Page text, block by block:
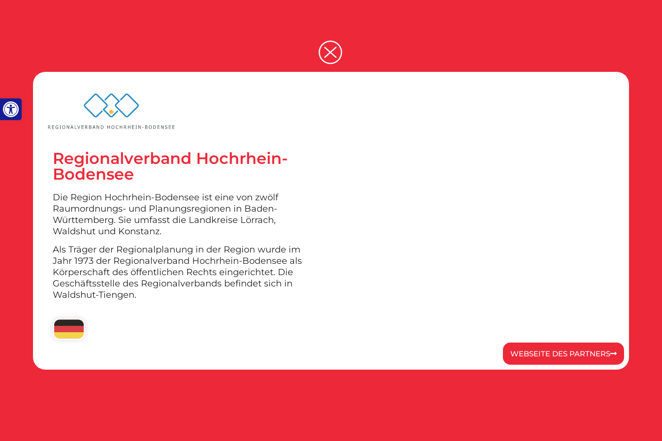
Werkzeugleiste öffnen
Regionalverband Hochrhein-
Bodensee
Die Region Hochrhein-Bodensee ist eine von zwölf
Raumordnungs- und Planungsregionen in Baden-
Württemberg. Sie umfasst die Landkreise Lörrach,
Waldshut und Konstanz.
Als Träger der Regionalplanung in der Region wurde im
Jahr 1973 der Regionalverband Hochrhein-Bodensee als
Körperschaft des öffentlichen Rechts eingerichtet. Die
Geschäftsstelle des Regionalverbands befindet sich in
Waldshut-Tiengen.
WEBSEITE DES PARTNERS